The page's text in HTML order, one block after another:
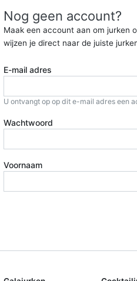
Nog geen account?
Maak een account aan om jurken
wijzen je direct naar de juiste
E-mail adres
U ontvangt op op dit e-mail adres een
Wachtwoord
Voornaam